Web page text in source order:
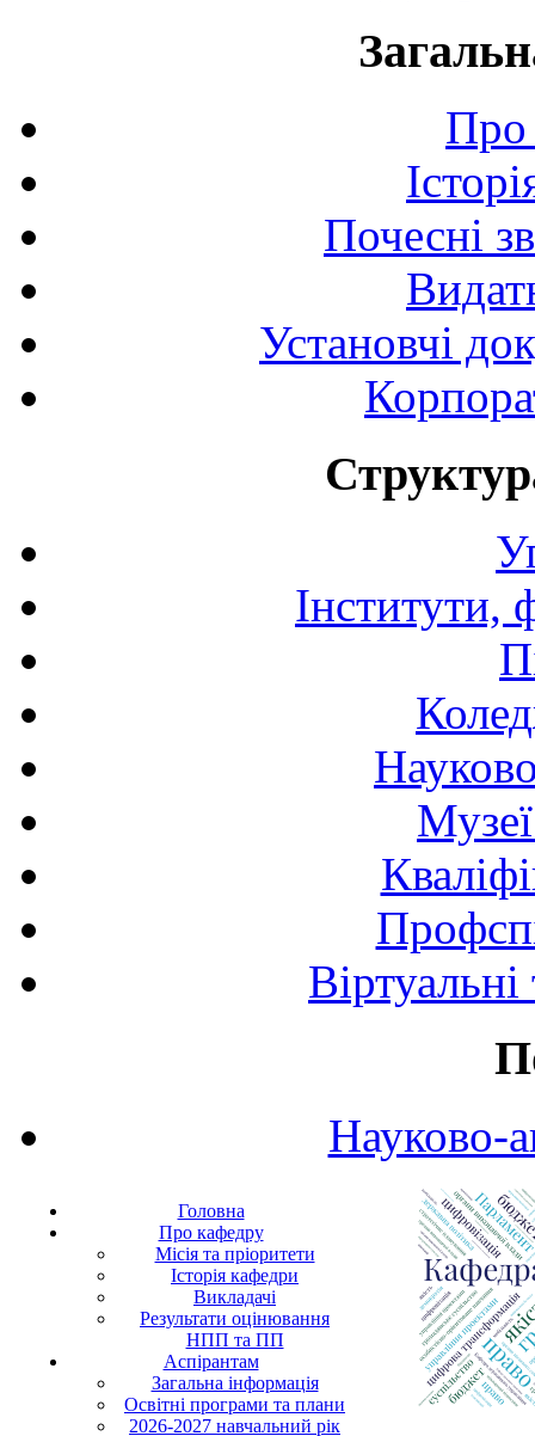
Про
Почесні
Установчі
Інститути,
Науково-
Головна
Про кафедру
Місія та пріоритети
Історія кафедри
Викладачі
Результати оцінювання
НПП та ПП
Аспірантам
Загальна інформація
Освітні програми та плани
2026-2027 навчальний рік